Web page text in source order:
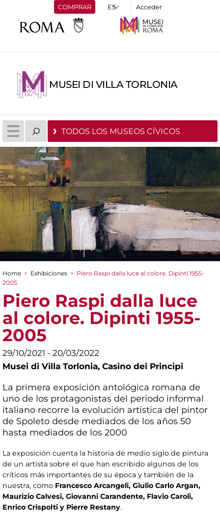
COMPRAR Acceder
MUSEI DI VILLA TORLONIA
TODOS LOS MUSEOS CÍVICOS
You are here
Home > Exhibiciones > Piero Raspi dalla luce al colore. Dipinti 1955-
2005
Piero Raspi dalla luce
al colore. Dipinti 1955-
2005
29/10/2021 - 20/03/2022
Musei di Villa Torlonia, Casino dei Principi
La primera exposición antológica romana de
uno de los protagonistas del periodo informal
italiano recorre la evolución artística del pintor
de Spoleto desde mediados de los años 50
hasta mediados de los 2000
La exposición cuenta la historia de medio siglo de pintura
de un artista sobre el que han escribido algunos de los
críticos más importantes de su época y también de la
nuestra, como Francesco Arcangeli, Giulio Carlo Argan,
Maurizio Calvesi, Giovanni Carandente, Flavio Caroli,
Enrico Crispolti y Pierre Restany.